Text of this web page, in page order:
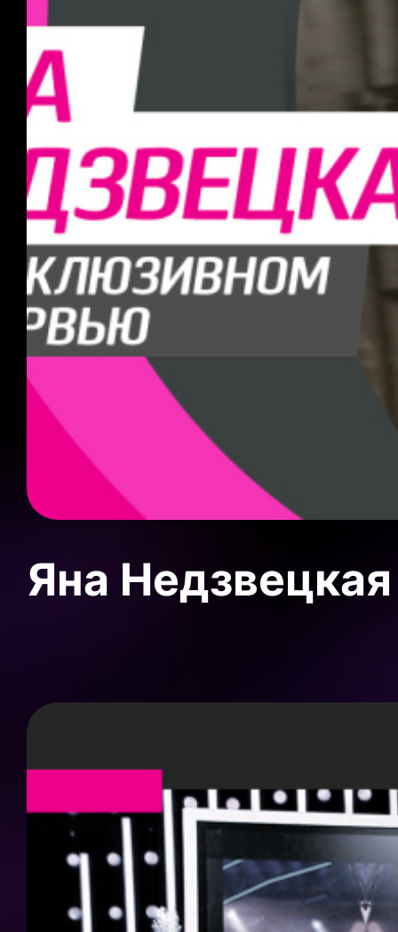
Яна Недзвецкая